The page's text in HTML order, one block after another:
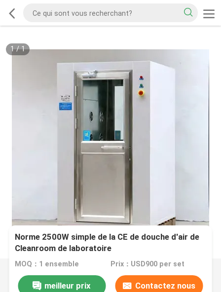
1/1
Norme 2500W simple de la CE de douche d'air de
Cleanroom de laboratoire
MOQ：1 ensemble Prix：USD900 per set
meilleur prix Contactez nous